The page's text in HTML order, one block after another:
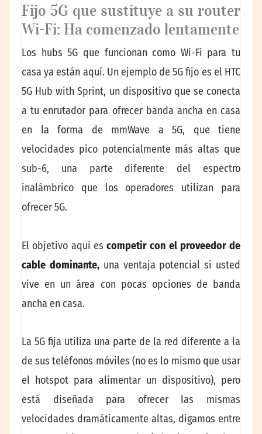
Fijo 5G que sustituye a su router
Wi-Fi: Ha comenzado lentamente
Los hubs 5G que funcionan como Wi-Fi para tu
casa ya están aquí. Un ejemplo de 5G fijo es el HTC
5G Hub with Sprint, un dispositivo que se conecta
a tu enrutador para ofrecer banda ancha en casa
en la forma de mmWave a 5G, que tiene
velocidades pico potencialmente más altas que
sub-6, una parte diferente del espectro
inalámbrico que los operadores utilizan para
ofrecer 5G.
El objetivo aquí es competir con el proveedor de
cable dominante,una ventaja potencial si usted
vive en un área con pocas opciones de banda
ancha en casa.
La 5G fija utiliza una parte de la red diferente a la
de sus teléfonos móviles (no es lo mismo que usar
el hotspot para alimentar un dispositivo), pero
está diseñada para ofrecer las mismas
velocidades dramáticamente altas, digamos entre